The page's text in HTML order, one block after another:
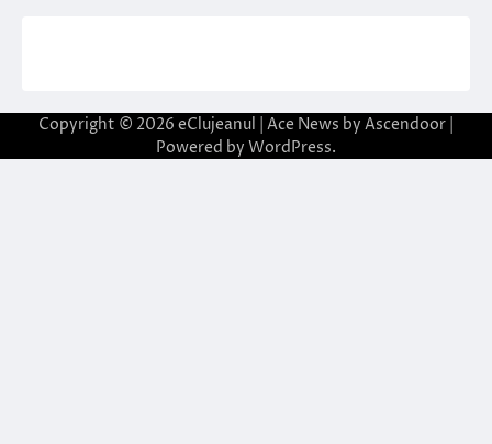
Copyright © 2026 eClujeanul | Ace News by Ascendoor
Powered by WordPress.